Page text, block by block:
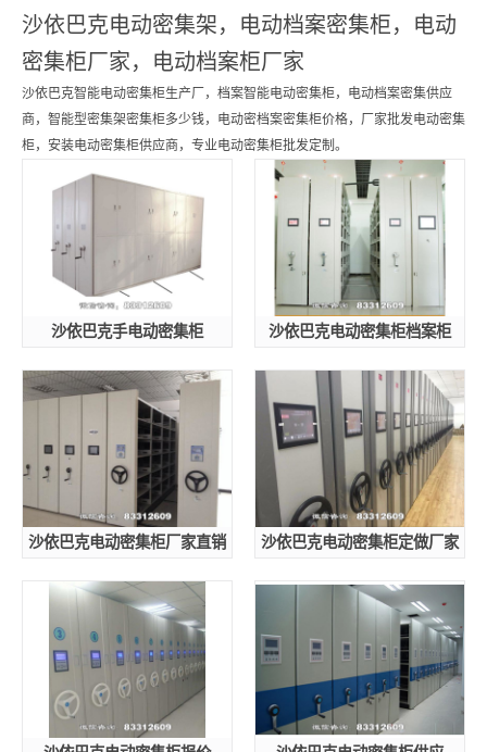
沙依巴克电动密集架，电动档案密集柜，电动
密集柜厂家，电动档案柜厂家
沙依巴克智能电动密集柜生产厂，档案智能电动密集柜，电动档案密集供应
商，智能型密集架密集柜多少钱，电动密档案密集柜价格，厂家批发电动密集
柜，安装电动密集柜供应商，专业电动密集柜批发定制。
沙依巴克手电动密集柜 沙依巴克电动密集柜档案柜
沙依巴克电动密集柜厂家直销 沙依巴克电动密集柜定做厂家